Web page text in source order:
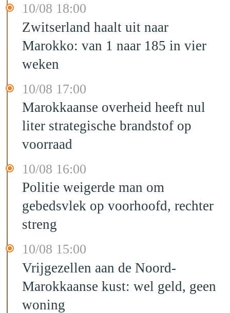
10/08 18:00
Zwitserland haalt uit naar
Marokko: van 1 naar 185 in vier
weken
10/08 17:00
Marokkaanse overheid heeft nul
liter strategische brandstof op
voorraad
10/08 16:00
Politie weigerde man om
gebedsvlek op voorhoofd, rechter
streng
10/08 15:00
Vrijgezellen aan de Noord-
Marokkaanse kust: wel geld, geen
woning